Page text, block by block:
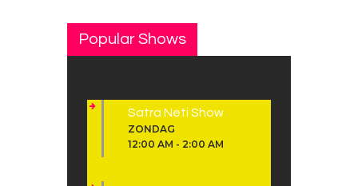
Popular Shows
Satra Neti Show
ZONDAG
12:00 AM - 2:00 AM